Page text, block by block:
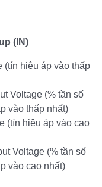
(IN)
(tín hiệu áp vào thấp
Voltage (% tần số
vào thấp nhất)
(tín hiệu áp vào cao
Voltage (% tần số
vào cao nhất)